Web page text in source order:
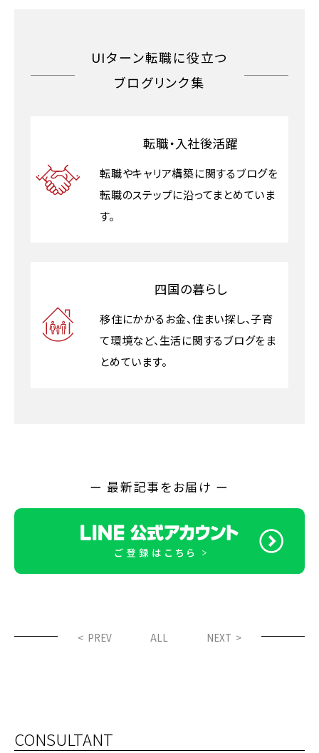
UIターン転職に役立つ
ブログリンク集
転職・入社後活躍
転職やキャリア構築に関するブログを
転職のステップに沿ってまとめていま
す。
四国の暮らし
移住にかかるお金、住まい探し、子育
て環境など、生活に関するブログをま
とめています。
ー 最新記事をお届け ー
< PREV ALL NEXT >
CONSULTANT